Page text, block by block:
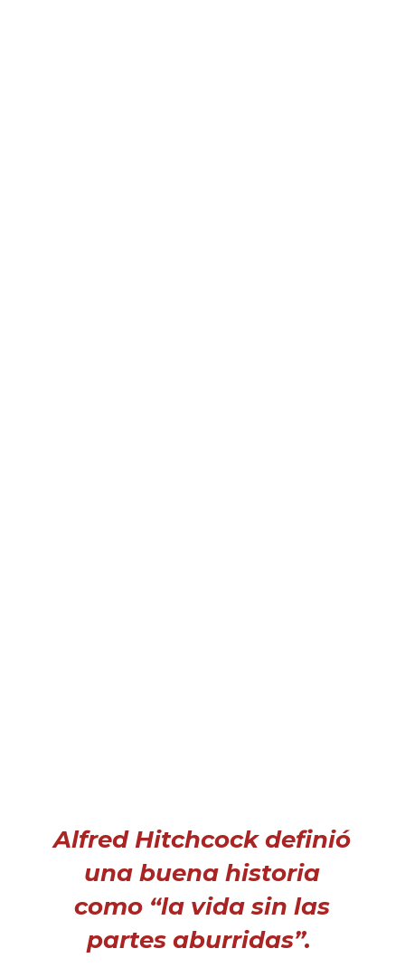
Alfred Hitchcock definió
una buena historia
como “la vida sin las
partes aburridas”.